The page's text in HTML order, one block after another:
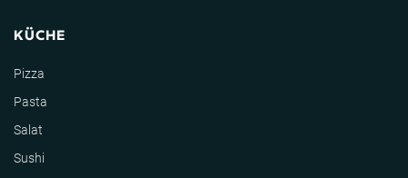
KÜCHE
Pizza
Pasta
Salat
Sushi